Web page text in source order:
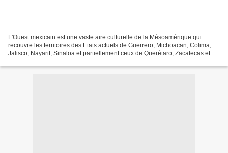
L'Ouest mexicain est une vaste aire culturelle de la Mésoamérique qui
recouvre les territoires des Etats actuels de Guerrero, Michoacan, Colima,
Jalisco, Nayarit, Sinaloa et partiellement ceux de Querétaro, Zacatecas et